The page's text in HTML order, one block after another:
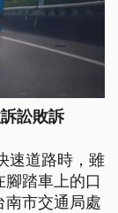
訟敗訴
速道路時，雖
踏車上的口
南市交通局處